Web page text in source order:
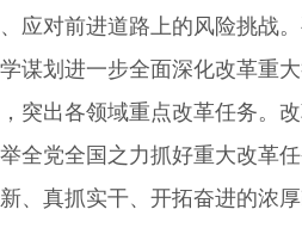
应对前进道路上的风险挑战
谋划进一步全面深化改革重
突出各领域重点改革任务。
党全国之力抓好重大改革
、真抓实干、开拓奋进的浓厚